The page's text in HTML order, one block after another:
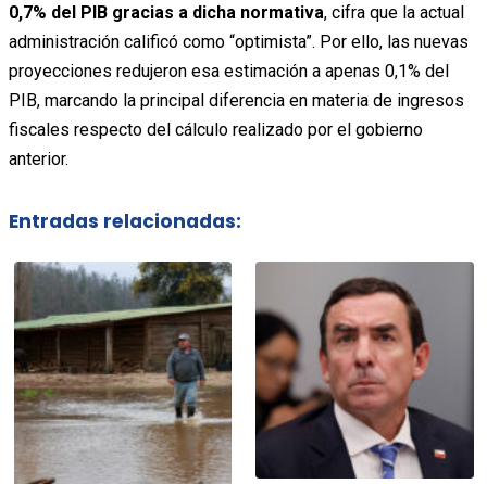
0,7% del PIB gracias a dicha normativa, cifra que la actual
administración calificó como “optimista”. Por ello, las nuevas
proyecciones redujeron esa estimación a apenas 0,1% del
PIB, marcando la principal diferencia en materia de ingresos
fiscales respecto del cálculo realizado por el gobierno
anterior.
Entradas relacionadas: